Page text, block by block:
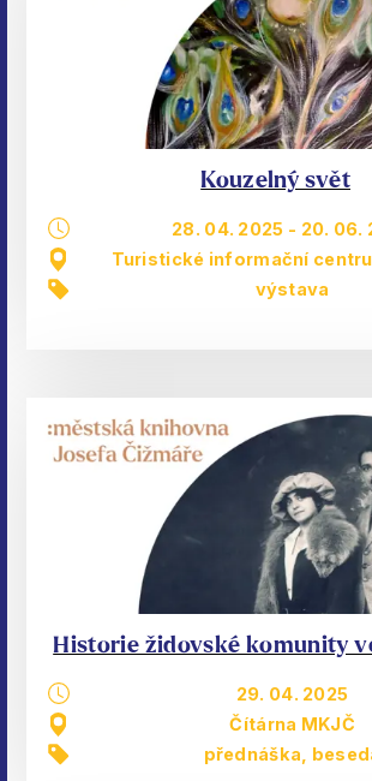
Kouzelný svět
28. 04. 2025 - 20. 06.
Turistické informační
výstava
Historie židovské komunity
29. 04. 2025
Čítárna MKJČ
přednáška,